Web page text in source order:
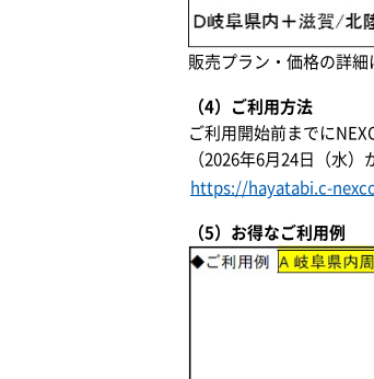
販売プラン・価格の詳細
（4）ご利用方法
ご利用開始前までに
（2026年6月24日（水
https://hayatabi.c-
（5）お得なご利用例